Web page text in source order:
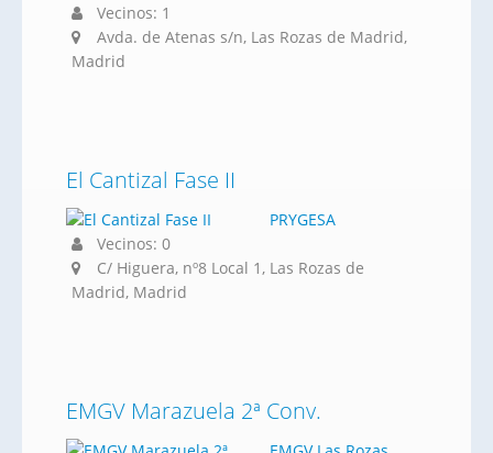
Vecinos: 1
Avda. de Atenas s/n, Las Rozas de Madrid,
Madrid
El Cantizal Fase II
PRYGESA
Vecinos: 0
C/ Higuera, nº8 Local 1, Las Rozas de
Madrid, Madrid
EMGV Marazuela 2ª Conv.